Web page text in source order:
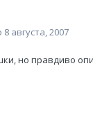
8 августа, 2007
но правдиво